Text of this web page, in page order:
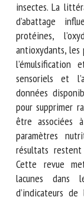
la
d’abattage
aspects
montre que les
stabilité et
lipides, la
techno-
gélification,
l’acceptation
disponibles
supprimer
associées à
paramètres